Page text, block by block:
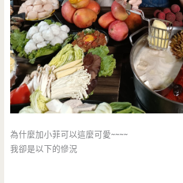
為什麼加小菲可以這麼可愛~~~~
我卻是以下的慘況